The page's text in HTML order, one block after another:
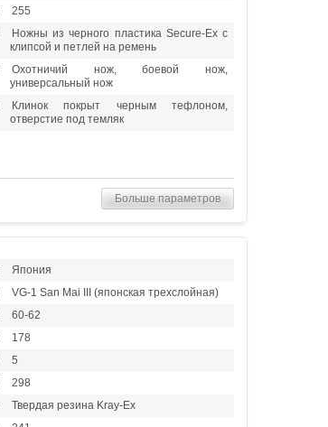
255
Ножны из черного пластика Secure-Ex с
клипсой и петлей на ремень
Охотничий нож, боевой нож,
универсальный нож
Клинок покрыт черным тефлоном,
отверстие под темляк
Больше параметров
Япония
VG-1 San Mai III (японская трехслойная)
60-62
178
5
298
Твердая резина Kray-Ex